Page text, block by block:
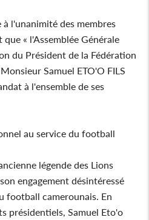
l'unanimité des membres
« l'Assemblée Générale
du Président de la Fédération
Samuel ETO'O FILS
à l'ensemble de ses
au service du football
légende des Lions
engagement désintéressé
football camerounais. En
présidentiels, Samuel Eto'o